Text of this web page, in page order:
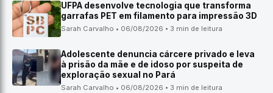
UFPA desenvolve tecnologia que transforma
garrafas PET em filamento para impressão 3D
Sarah Carvalho • 06/08/2026 • 3 min de leitura
Adolescente denuncia cárcere privado e leva
à prisão da mãe e de idoso por suspeita de
exploração sexual no Pará
Sarah Carvalho • 06/08/2026 • 3 min de leitura